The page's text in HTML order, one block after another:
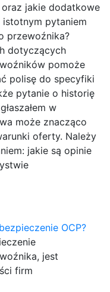
jakie dodatkowe
pytaniem
przewoźnika?
dotyczących
pomoże
polisę do specyfiki
pytanie o historię
w
może znacząco
oferty. Należy
jakie są opinie
OCP?
jest
firm